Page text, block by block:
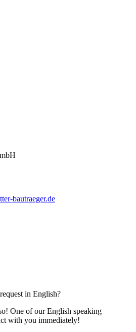
bautraeger.de
in English?
One of our English speaking
with you immediately!